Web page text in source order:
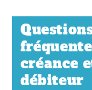
créance
débiteur